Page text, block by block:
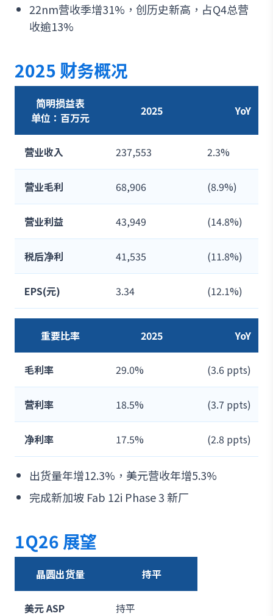
22nm营收季增31%，创历史新高，占Q4总营
收逾13%
2025 财务概况
简明损益表
单位：百万元
2025 YoY
营业收入 237,553 2.3%
营业毛利 68,906 (8.9%)
营业利益 43,949 (14.8%)
税后净利 41,535 (11.8%)
EPS(元) 3.34 (12.1%)
重要比率 2025 YoY
毛利率 29.0% (3.6 ppts)
营利率 18.5% (3.7 ppts)
净利率 17.5% (2.8 ppts)
出货量年增12.3%，美元营收年增5.3%
完成新加坡 Fab 12i Phase 3 新厂
1Q26 展望
晶圆出货量 持平
美元 ASP 持平